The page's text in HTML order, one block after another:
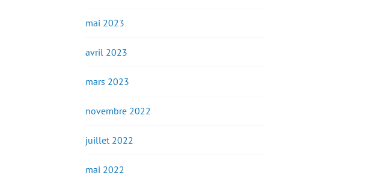
mai 2023
avril 2023
mars 2023
novembre 2022
juillet 2022
mai 2022